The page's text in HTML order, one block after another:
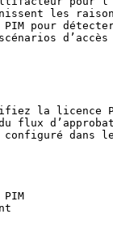
les raisons
pour
d’accès
la licence
flux
dans